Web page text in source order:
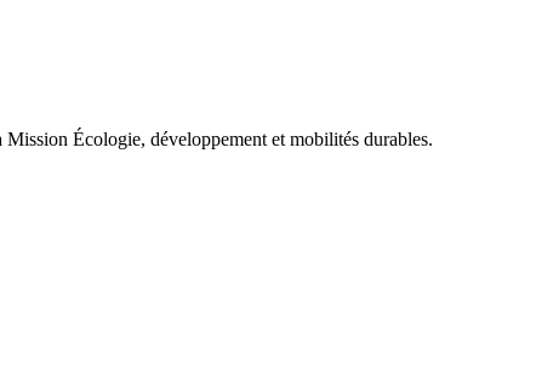
Écologie, développement et mobilités durables.